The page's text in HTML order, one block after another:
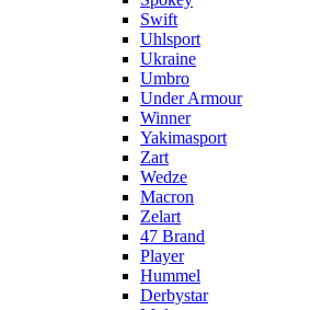
Swift
Uhlsport
Ukraine
Umbro
Under Armour
Winner
Yakimasport
Zart
Wedze
Macron
Zelart
47 Brand
Player
Hummel
Derbystar